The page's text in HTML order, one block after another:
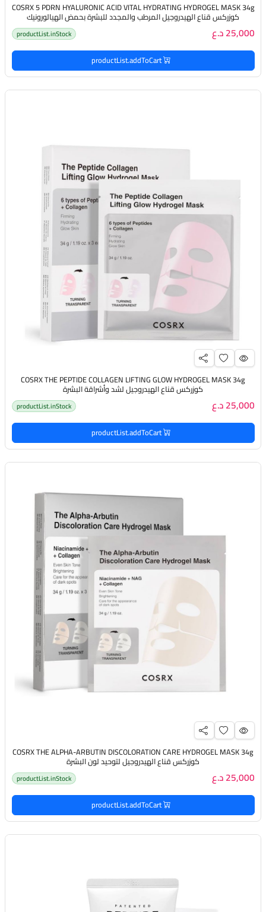
COSRX 5 PDRN HYALURONIC ACID VITAL HYDRATING HYDROGEL MASK 34g
كوزركس قناع الهيدروجيل المرطب والمجدد للبشرة بحمض الهيالورونيك
25,000 د.ع productList.inStock
productList.addToCart
COSRX THE PEPTIDE COLLAGEN LIFTING GLOW HYDROGEL MASK 34g
كوزركس قناع الهيدروجيل لشد وأشراقة البشرة
25,000 د.ع productList.inStock
productList.addToCart
COSRX THE ALPHA-ARBUTIN DISCOLORATION CARE HYDROGEL MASK 34g
كوزركس قناع الهيدروجيل لتوحيد لون البشرة
25,000 د.ع productList.inStock
productList.addToCart